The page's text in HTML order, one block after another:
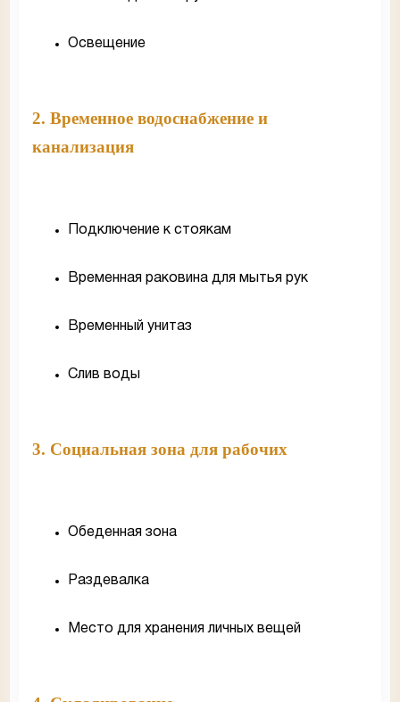
Освещение
2. Временное водоснабжение и
канализация
Подключение к стоякам
Временная раковина для мытья рук
Временный унитаз
Слив воды
3. Социальная зона для рабочих
Обеденная зона
Раздевалка
Место для хранения личных вещей